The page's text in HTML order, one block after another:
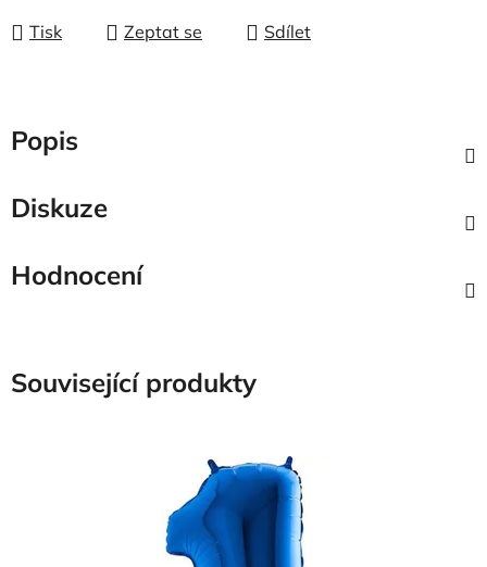
Tisk Zeptat se Sdílet
Popis
Diskuze
Hodnocení
Související produkty